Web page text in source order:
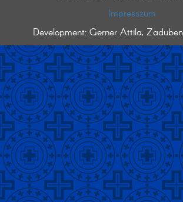
Impresszum
Development: Gerner Attila,